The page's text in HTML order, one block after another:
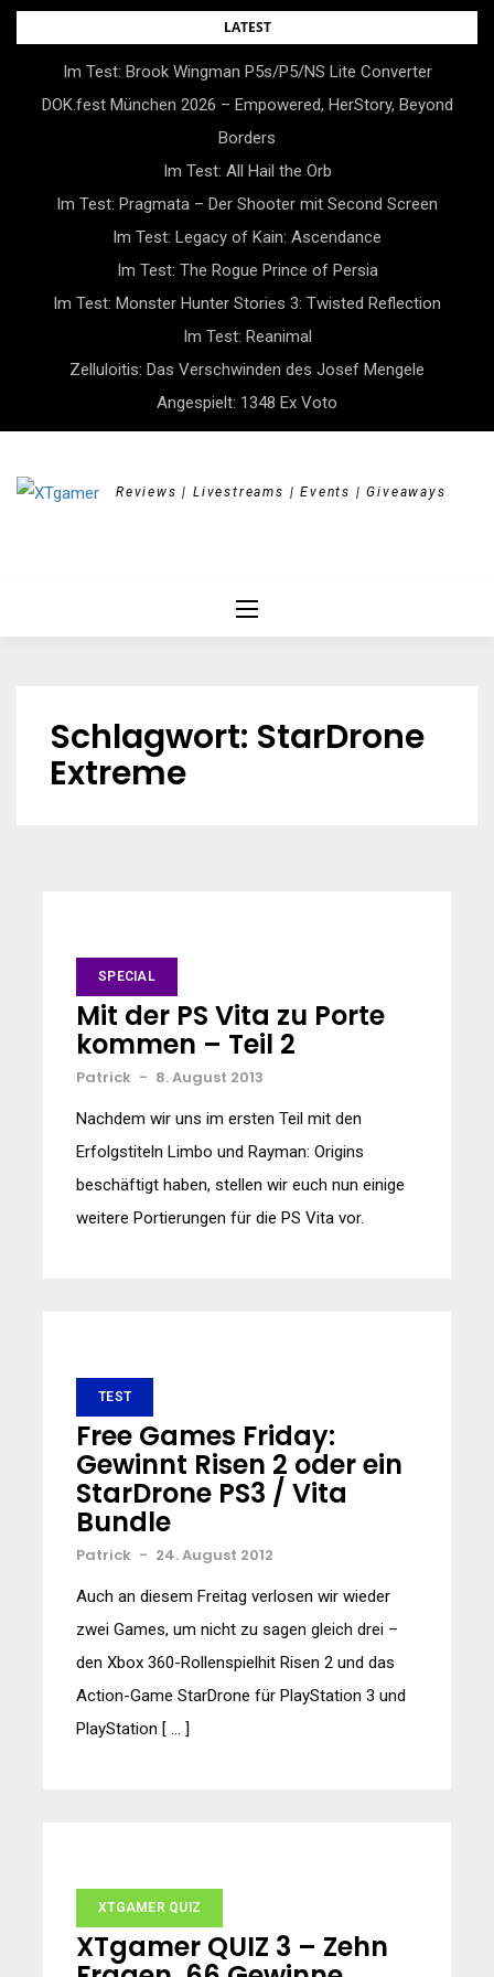
Skip
LATEST
Im Test: Brook Wingman P5s/P5/NS Lite Converter
DOK.fest München 2026 – Empowered, HerStory, Beyond
Borders
Im Test: All Hail the Orb
Im Test: Pragmata – Der Shooter mit Second Screen
Im Test: Legacy of Kain: Ascendance
Im Test: The Rogue Prince of Persia
Im Test: Monster Hunter Stories 3: Twisted Reflection
Im Test: Reanimal
Zelluloitis: Das Verschwinden des Josef Mengele
Angespielt: 1348 Ex Voto
Reviews | Livestreams | Events | Giveaways
Schlagwort: StarDrone
Extreme
SPECIAL
Mit der PS Vita zu Porte
kommen – Teil 2
Patrick - 8. August 2013
Nachdem wir uns im ersten Teil mit den
Erfolgstiteln Limbo und Rayman: Origins
beschäftigt haben, stellen wir euch nun einige
weitere Portierungen für die PS Vita vor.
TEST
Free Games Friday:
Gewinnt Risen 2 oder ein
StarDrone PS3 / Vita
Bundle
Patrick - 24. August 2012
Auch an diesem Freitag verlosen wir wieder
zwei Games, um nicht zu sagen gleich drei –
den Xbox 360-Rollenspielhit Risen 2 und das
Action-Game StarDrone für PlayStation 3 und
PlayStation [ … ]
XTGAMER QUIZ
XTgamer QUIZ 3 – Zehn